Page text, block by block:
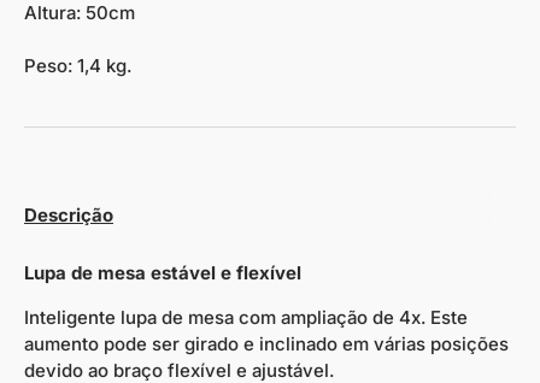
Altura: 50cm
Peso: 1,4 kg.
Descrição
Lupa de mesa estável e flexível
Inteligente lupa de mesa com ampliação de 4x. Este
aumento pode ser girado e inclinado em várias posições
devido ao braço flexível e ajustável.